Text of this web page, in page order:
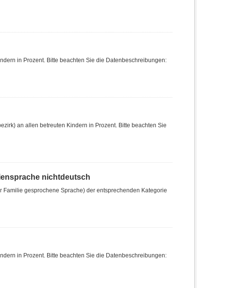
in Prozent. Bitte beachten Sie die Datenbeschreibungen:
an allen betreuten Kindern in Prozent. Bitte beachten Sie
nichtdeutsch
gesprochene Sprache) der entsprechenden Kategorie
in Prozent. Bitte beachten Sie die Datenbeschreibungen: